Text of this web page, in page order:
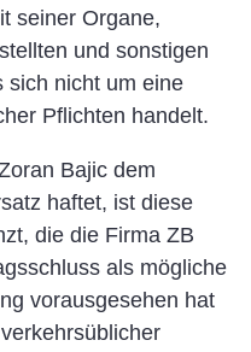
seiner Organe,
und sonstigen
sich nicht um eine
Pflichten handelt.
Bajic dem
haftet, ist diese
die die Firma ZB
als mögliche
vorausgesehen hat